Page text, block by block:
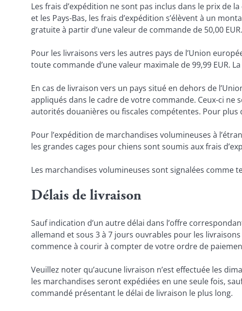
Les frais d’expédition ne sont pas inclus dans le prix de
et les Pays-Bas, les frais d’expédition s’élèvent à un
gratuite à partir d’une valeur de commande de 50,00 EUR.
Pour les livraisons vers les autres pays de l’Union
toute commande d’une valeur maximale de 99,99 EUR.
En cas de livraison vers un pays situé en dehors de
appliqués dans le cadre de votre commande. Ceux-ci
autorités douanières ou fiscales compétentes. Pour
Pour l’expédition de marchandises volumineuses à
les grandes cages pour chiens sont soumis aux frais
Les marchandises volumineuses sont signalées comme
Délais de livraison
Sauf indication d’un autre délai dans l’offre
allemand et sous 3 à 7 jours ouvrables pour les
commence à courir à compter de votre ordre de
Veuillez noter qu’aucune livraison n’est effectuée les
les marchandises seront expédiées en une seule fois,
commandé présentant le délai de livraison le plus long.